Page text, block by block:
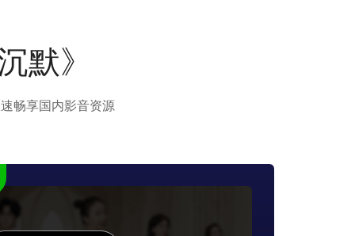
默》
畅享国内影音资源